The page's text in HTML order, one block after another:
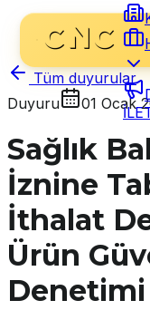
Tüm duyurular
Duyuru
01 Ocak
Sağlık
İznine
İthalat
Ürün
Denetimi